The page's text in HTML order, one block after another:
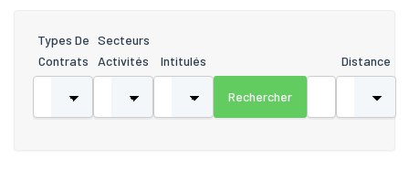
Distance
Types De
Contrats
Secteurs
Activités
Intitulés